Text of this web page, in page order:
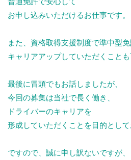
お申し込みいただけるお仕事です。
また、資格取得支援制度で準中型免
キャリアアップしていただくことも
最後に冒頭でもお話しましたが、
今回の募集は当社で長く働き、
ドライバーのキャリアを
形成していただくことを目的として
ですので、誠に申し訳ないですが、